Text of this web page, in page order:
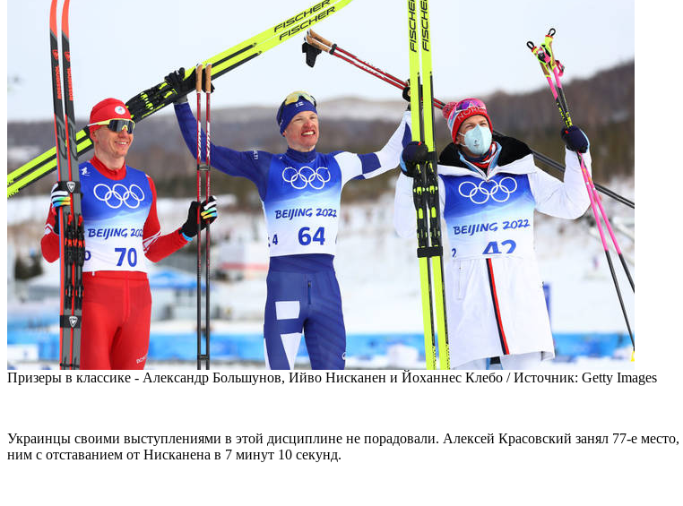
Призеры в классике - Александр Большунов, Ийво Нисканен и Йоханнес Клебо /Источник: Getty Images
Украинцы своими выступлениями в этой дисциплине не порадовали. Алексей Красовский занял 77-е
ним с отставанием от Нисканена в 7 минут 10 секунд.